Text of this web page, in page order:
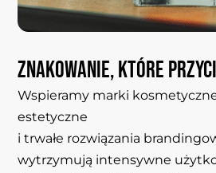
Znakowanie,które
Wspieramy marki
estetyczne
i trwałe rozwiązania
wytrzymują intensywne